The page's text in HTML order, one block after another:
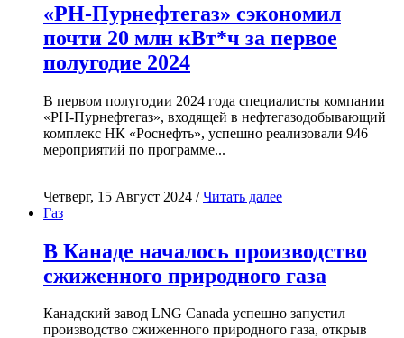
«РН-Пурнефтегаз» сэкономил
почти 20 млн кВт*ч за первое
полугодие 2024
В первом полугодии 2024 года специалисты компании
«РН-Пурнефтегаз», входящей в нефтегазодобывающий
комплекс НК «Роснефть», успешно реализовали 946
мероприятий по программе...
Четверг, 15 Август 2024 /Читать далее
Газ
В Канаде началось производство
сжиженного природного газа
Канадский завод LNG Canada успешно запустил
производство сжиженного природного газа, открыв